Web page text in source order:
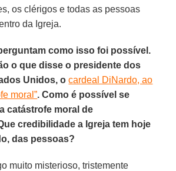
os clérigos e todas as pessoas
da Igreja.
como isso foi possível.
o que disse o presidente dos
Unidos, ocardeal DiNardo, ao
moral”. Como é possível se
catástrofe moral de
credibilidade a Igreja tem hoje
das pessoas?
muito misterioso, tristemente